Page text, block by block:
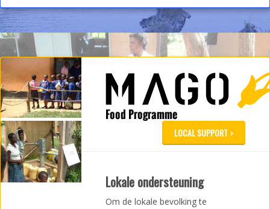
LOCAL SUPPORT
Lokale ondersteuning
Om de lokale bevolking te